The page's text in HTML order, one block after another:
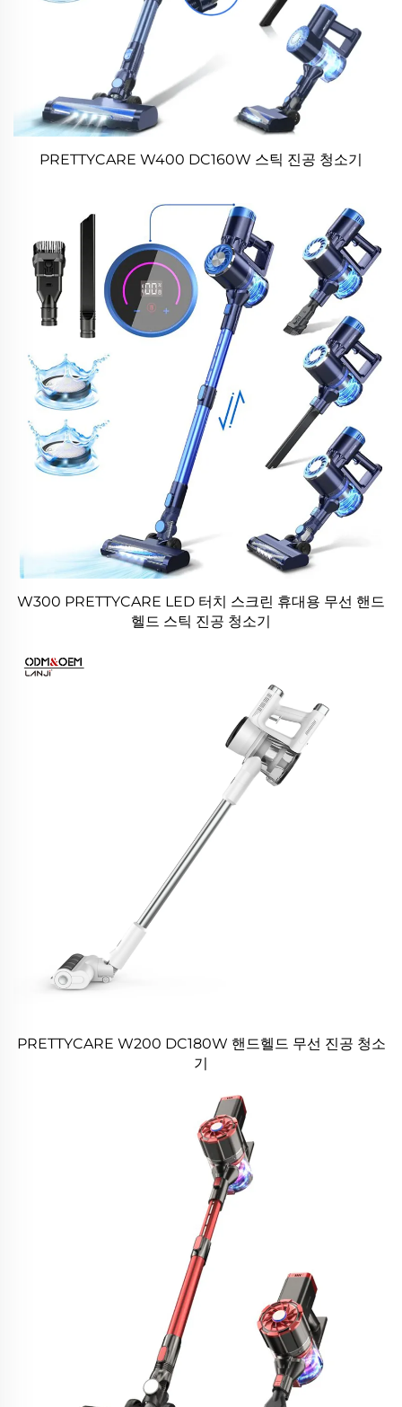
PRETTYCARE W400 DC160W 스틱 진공 청소기
W300 PRETTYCARE LED 터치 스크린 휴대용 무선 핸드
헬드 스틱 진공 청소기
PRETTYCARE W200 DC180W 핸드헬드 무선 진공 청소
기